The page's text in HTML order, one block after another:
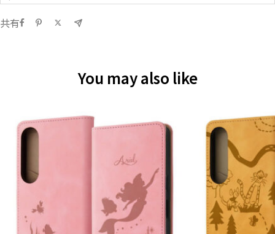
共有
You may also like